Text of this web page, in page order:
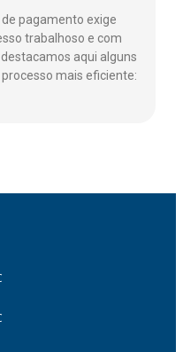
pagamento exige
trabalhoso e com
aqui alguns
mais eficiente: